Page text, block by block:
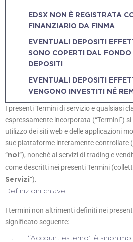
EDSX NON È REGISTRATA
FINANZIARIO DA FINMA
EVENTUALI DEPOSITI
SONO COPERTI DAL FONDO
DEPOSITI
EVENTUALI DEPOSITI
VENGONO INVESTITI NÉ
I presenti Termini di servizio e qualsiasi
espressamente incorporata (“Termini”)
utilizzo dei siti web e delle applicazioni
sue piattaforme interamente controllate
“noi“), nonché ai servizi di trading e
come descritti nei presenti Termini
Servizi“).
Definizioni chiave
I termini non altrimenti definiti nei
significato seguente:
“Account esterno” è sinonimo